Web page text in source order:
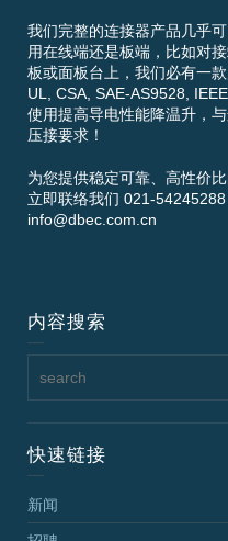
我们完整的连接器产品几乎
用在线端还是板端，比如对
板或面板台上，我们必有一
UL, CSA, SAE-AS9528,
使用提高导电性能降温升，
压接要求！
为您提供稳定可靠、高性价
立即联络我们 021-54245288
info@dbec.com.cn
内容搜索
快速链接
新闻